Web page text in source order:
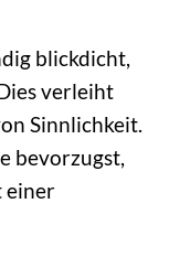
blickdicht,
verleiht
Sinnlichkeit.
bevorzugst,
einer